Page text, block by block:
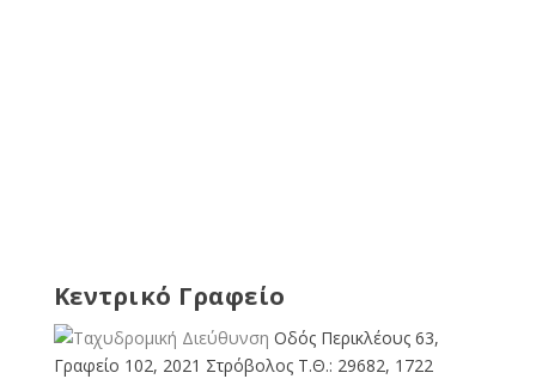
Κεντρικό Γραφείο
Οδός Περικλέους 63,
Γραφείο 102, 2021 Στρόβολος Τ.Θ.: 29682, 1722